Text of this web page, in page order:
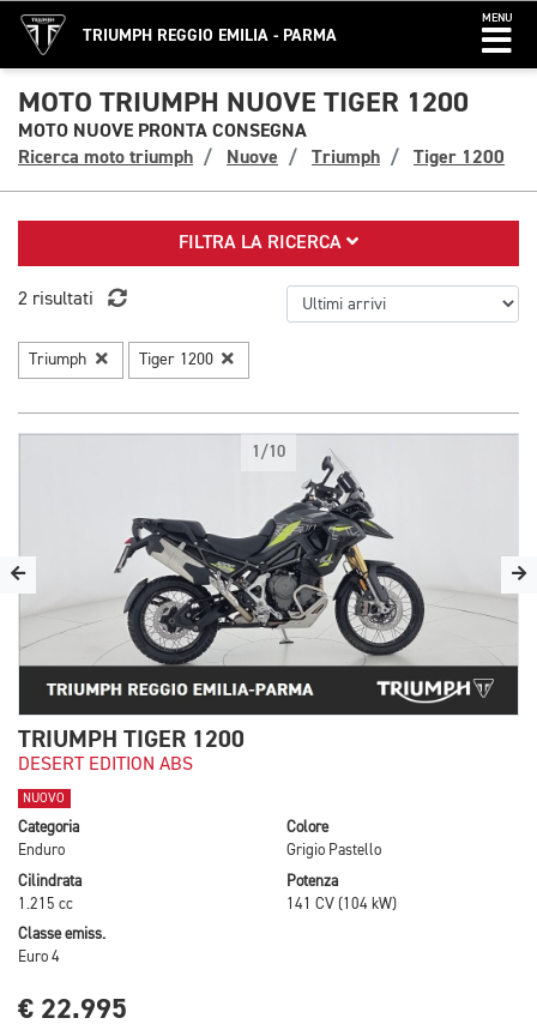
TRIUMPH REGGIO EMILIA - PARMA
MENU
MOTO TRIUMPH NUOVE TIGER 1200
MOTO NUOVE PRONTA CONSEGNA
Ricerca moto triumph
Nuove Triumph Tiger 1200
FILTRA LA RICERCA
2 risultati
Triumph Tiger 1200
1/10
TRIUMPH TIGER 1200
DESERT EDITION ABS
NUOVO
Categoria
Enduro
Colore
Grigio Pastello
Cilindrata
1.215 cc
Potenza
141 CV (104 kW)
Classe emiss.
Euro 4
€ 22.995